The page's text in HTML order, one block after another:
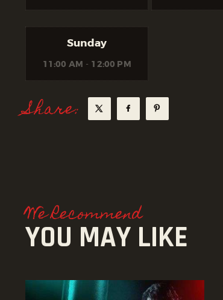
Sunday
11:00 AM - 12:00 PM
Share:
We Recommend
YOU MAY LIKE